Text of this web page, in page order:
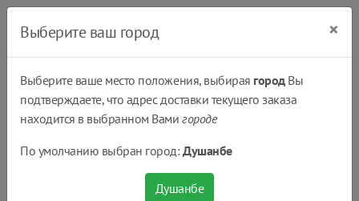
Выберите ваш город ×
Выберите ваше место положения, выбирая городВы
подтверждаете, что адрес доставки текущего заказа
находится в выбранном Вамигороде
По умолчанию выбран город:Душанбе
Душанбе